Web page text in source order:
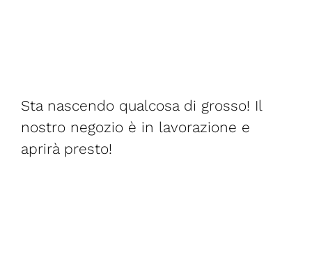
Sta nascendo qualcosa di grosso! Il
nostro negozio è in lavorazione e
aprirà presto!